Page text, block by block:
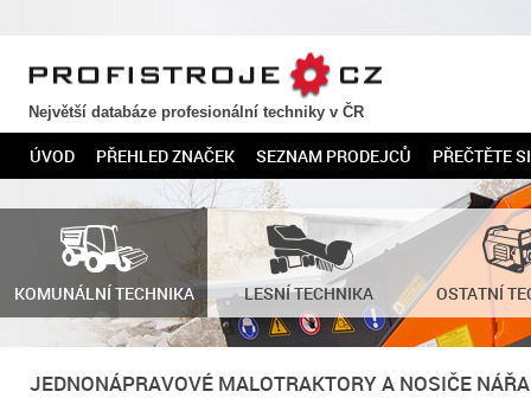
PROFISTROJE.CZ
Největší databáze profesionální techniky v ČR
ÚVOD PŘEHLED ZNAČEK SEZNAM PRODEJCŮ PŘEČTĚTE SI
KOMUNÁLNÍ TECHNIKA LESNÍ TECHNIKA OSTATNÍ
JEDNONÁPRAVOVÉ MALOTRAKTORY A NOSIČE